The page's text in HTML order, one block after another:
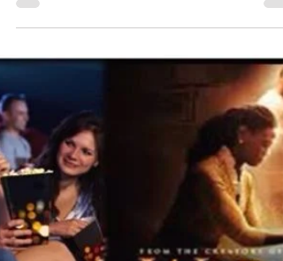
Reverdece
participando del Festival Navideño del
Jardín Reverdece en Lajas, PR. A las
2:00...